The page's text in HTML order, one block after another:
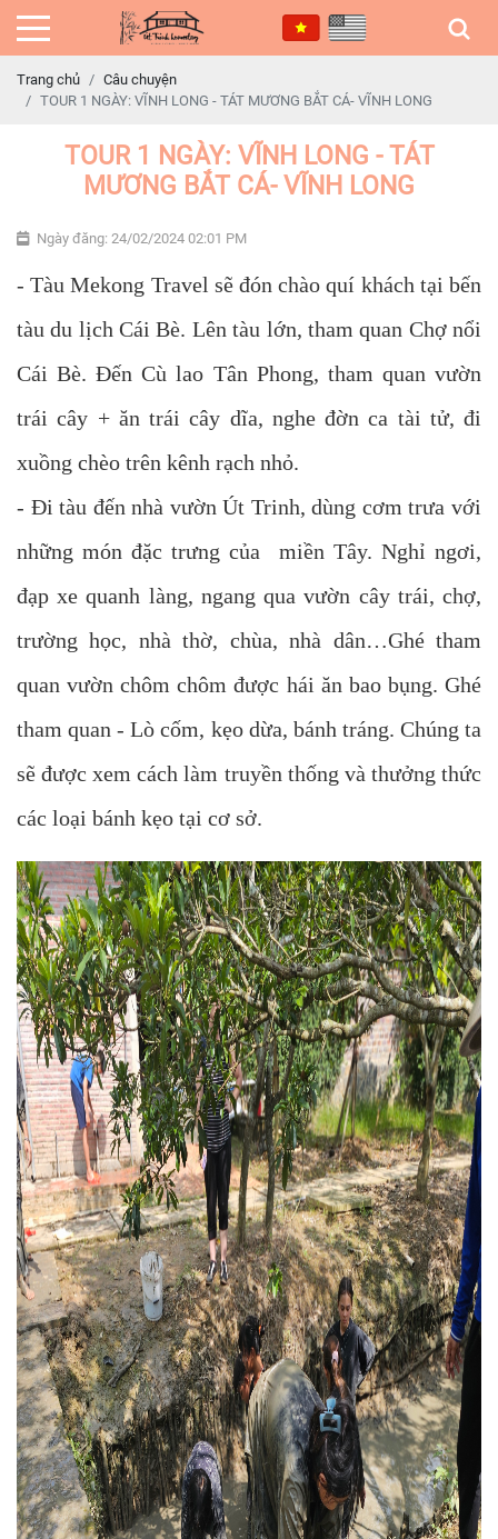
Trang chủ
Câu chuyện
TOUR 1 NGÀY: VĨNH LONG - TÁT MƯƠNG BẮT CÁ- VĨNH LONG
TOUR 1 NGÀY: VĨNH LONG - TÁT
MƯƠNG BẮT CÁ- VĨNH LONG
Ngày đăng: 24/02/2024 02:01 PM
- Tàu Mekong Travel sẽ đón chào quí khách tại bến
tàu du lịch Cái Bè. Lên tàu lớn, tham quan Chợ nổi
Cái Bè. Đến Cù lao Tân Phong, tham quan vườn
trái cây + ăn trái cây dĩa, nghe đờn ca tài tử, đi
xuồng chèo trên kênh rạch nhỏ.
- Đi tàu đến nhà vườn Út Trinh, dùng cơm trưa với
những món đặc trưng của miền Tây. Nghỉ ngơi,
đạp xe quanh làng, ngang qua vườn cây trái, chợ,
trường học, nhà thờ, chùa, nhà dân…Ghé tham
quan vườn chôm chôm được hái ăn bao bụng. Ghé
tham quan - Lò cốm, kẹo dừa, bánh tráng. Chúng ta
sẽ được xem cách làm truyền thống và thưởng thức
các loại bánh kẹo tại cơ sở.